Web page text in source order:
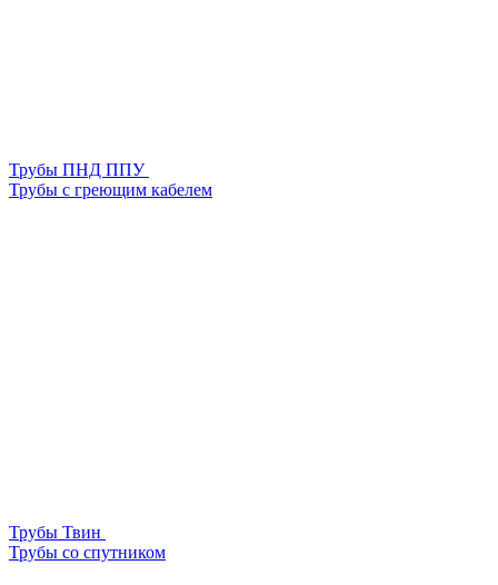
Трубы ПНД ППУ
Трубы с греющим кабелем
Трубы Твин
Трубы со спутником